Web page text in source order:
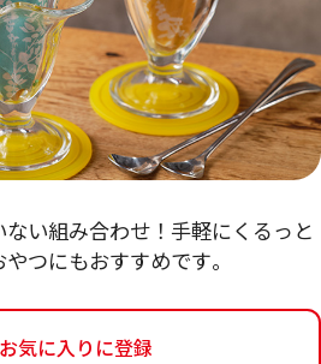
い組み合わせ！手軽にくるっと
つにもおすすめです。
お気に入りに登録